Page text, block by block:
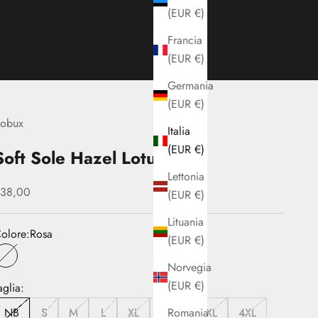
(EUR €)
Francia
(EUR €)
Germania
(EUR €)
Italia
(EUR €)
Lettonia
(EUR €)
Lituania
(EUR €)
Norvegia
(EUR €)
Romania
Sole Hazel Lotus
scontato
Rosa
Rosa
NB
S M L XL 2XL 3XL 4XL